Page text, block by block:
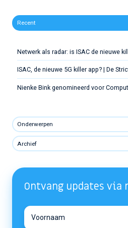
Recent
Netwerk als radar: is ISAC de nieuwe
ISAC, de nieuwe 5G killer app? | De
Nienke Bink genomineerd voor
Onderwerpen
Archief
Ontvang updates via
Voornaam
Voornaam